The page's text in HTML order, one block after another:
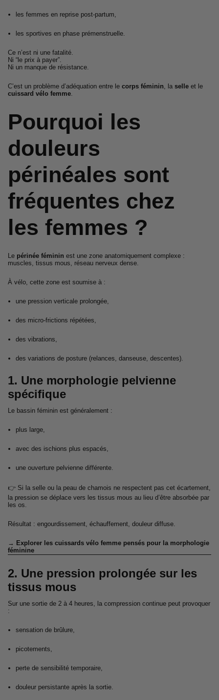
les femmes en reprise post-partum,
les sportives en phase prémenstruelle.
Ce n’est ni une fatalité.
Ni “le prix à payer”.
Ni un manque de résistance.
C’est un problème d’adéquation entre le corps féminin, la selle et le
cuissard vélo femme.
Pourquoi les
douleurs
périnéales sont
fréquentes chez
les femmes ?
Le périnée féminin est une zone anatomiquement complexe :
muscles, tissus mous, réseau nerveux dense.
À vélo, cette zone est soumise à :
une pression verticale prolongée,
des micro-frictions répétées,
des vibrations,
des variations de posture (relances, danseuse, descentes).
1. Une morphologie pelvienne
spécifique
Le bassin féminin est généralement :
plus large,
avec des ischions plus espacés,
une ouverture pelvienne différente.
👉 Si la selle ou la peau de chamois ne respectent pas cet écartement,
la pression se déplace vers les tissus mous au lieu d’être absorbée par
les os.
Résultat : engourdissement, échauffement, douleur diffuse.
→ Explorer les cuissards vélo femme pensés pour la morphologie
féminine
2. Une pression prolongée sur les
tissus mous
Sur une sortie de 2 à 4 heures, la compression continue peut provoquer
:
sensation de brûlure,
picotements,
perte de sensibilité temporaire,
douleur persistante après la sortie.